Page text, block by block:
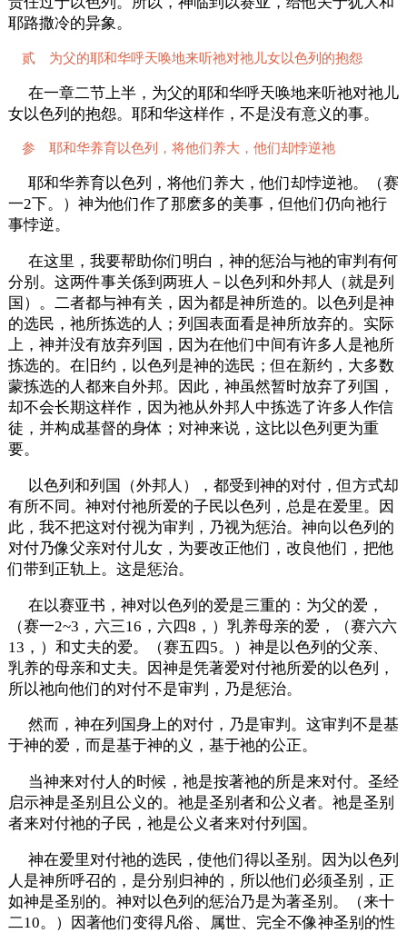
耶路撒冷的异象。
贰 为父的耶和华呼天唤地来听祂对祂儿女以色列的抱怨
在一章二节上半，为父的耶和华呼天唤地来听祂对祂儿
女以色列的抱怨。耶和华这样作，不是没有意义的事。
参 耶和华养育以色列，将他们养大，他们却悖逆祂
耶和华养育以色列，将他们养大，他们却悖逆祂。（赛
一2下。）神为他们作了那麽多的美事，但他们仍向祂行
事悖逆。
在这里，我要帮助你们明白，神的惩治与祂的审判有何
分别。这两件事关係到两班人－以色列和外邦人（就是列
国）。二者都与神有关，因为都是神所造的。以色列是神
的选民，祂所拣选的人；列国表面看是神所放弃的。实际
上，神并没有放弃列国，因为在他们中间有许多人是祂所
拣选的。在旧约，以色列是神的选民；但在新约，大多数
蒙拣选的人都来自外邦。因此，神虽然暂时放弃了列国，
却不会长期这样作，因为祂从外邦人中拣选了许多人作信
徒，并构成基督的身体；对神来说，这比以色列更为重
要。
以色列和列国（外邦人），都受到神的对付，但方式却
有所不同。神对付祂所爱的子民以色列，总是在爱里。因
此，我不把这对付视为审判，乃视为惩治。神向以色列的
对付乃像父亲对付儿女，为要改正他们，改良他们，把他
们带到正轨上。这是惩治。
在以赛亚书，神对以色列的爱是三重的：为父的爱，
（赛一2~3，六三16，六四8，）乳养母亲的爱，（赛六六
13，）和丈夫的爱。（赛五四5。）神是以色列的父亲、
乳养的母亲和丈夫。因神是凭著爱对付祂所爱的以色列，
所以祂向他们的对付不是审判，乃是惩治。
然而，神在列国身上的对付，乃是审判。这审判不是基
于神的爱，而是基于神的义，基于祂的公正。
当神来对付人的时候，祂是按著祂的所是来对付。圣经
启示神是圣别且公义的。祂是圣别者和公义者。祂是圣别
者来对付祂的子民，祂是公义者来对付列国。
神在爱里对付祂的选民，使他们得以圣别。因为以色列
人是神所呼召的，是分别归神的，所以他们必须圣别，正
如神是圣别的。神对以色列的惩治乃是为著圣别。（来十
二10。）因著他们变得凡俗、属世、完全不像神圣别的性